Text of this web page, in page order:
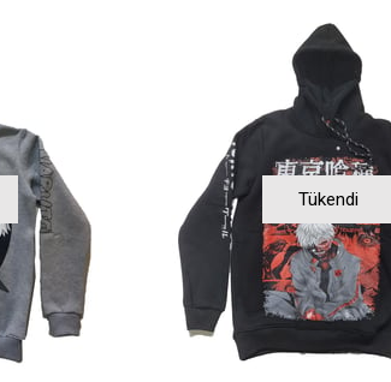
Tükendi